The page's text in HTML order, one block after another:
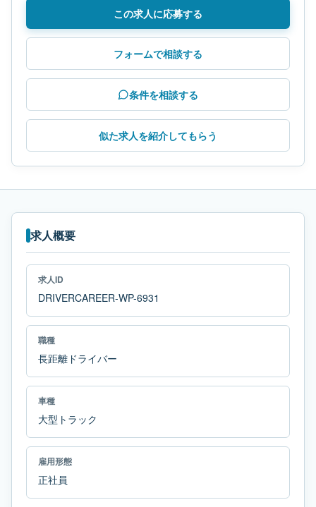
この求人に応募する
フォームで相談する
条件を相談する
似た求人を紹介してもらう
求人概要
求人ID
DRIVERCAREER-WP-6931
職種
長距離ドライバー
車種
大型トラック
雇用形態
正社員